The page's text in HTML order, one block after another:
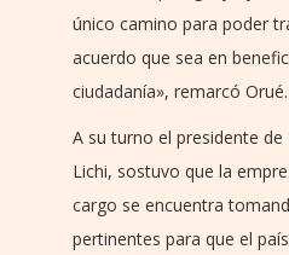
único camino para poder
acuerdo que sea en
ciudadanía», remarcó Orué.
A su turno el presidente de
Lichi, sostuvo que la
cargo se encuentra
pertinentes para que el